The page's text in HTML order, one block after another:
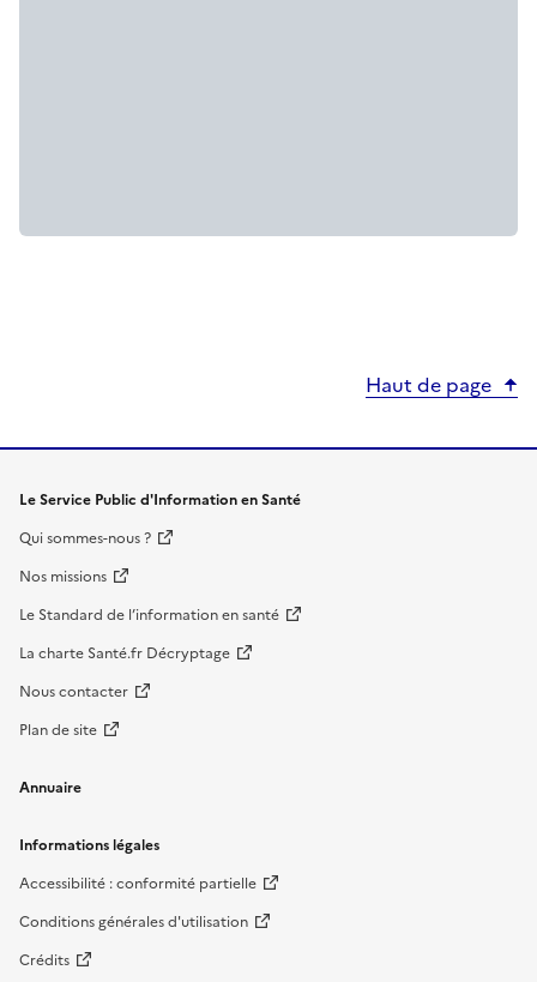
Haut de page
Le Service Public d'Information en Santé
Qui sommes-nous ?
Nos missions
Le Standard de l’information en santé
La charte Santé.fr Décryptage
Nous contacter
Plan de site
Annuaire
Informations légales
Accessibilité : conformité partielle
Conditions générales d'utilisation
Crédits